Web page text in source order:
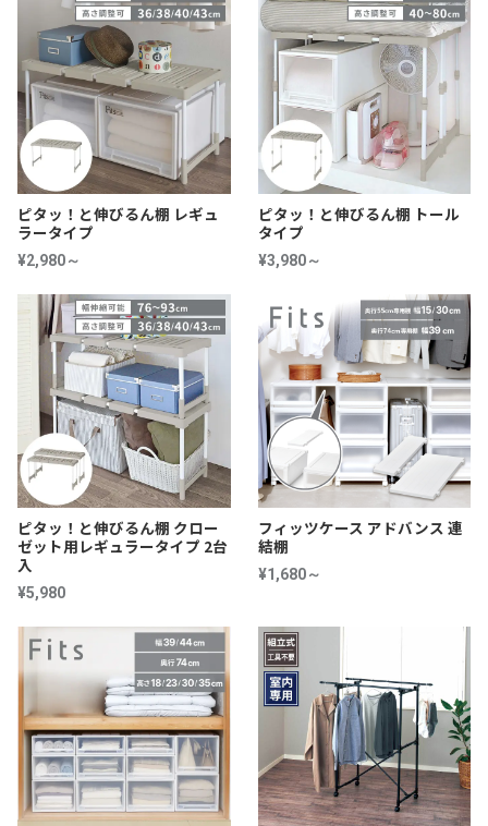
ピタッ！と伸びるん棚 レギュ
ラータイプ
¥2,980～
ピタッ！と伸びるん棚 トール
タイプ
¥3,980～
ピタッ！と伸びるん棚 クロー
ゼット用レギュラータイプ 2台
入
¥5,980
フィッツケース アドバンス 連
結棚
¥1,680～